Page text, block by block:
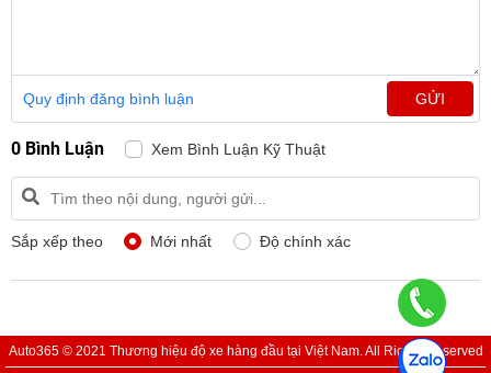
Quy định đăng bình luận GỬI
0 Bình Luận Xem Bình Luận Kỹ Thuật
Sắp xếp theo Mới nhất Độ chính xác
Auto365 © 2021 Thương hiệu độ xe hàng đầu tại Việt Nam. All Rights Reserved